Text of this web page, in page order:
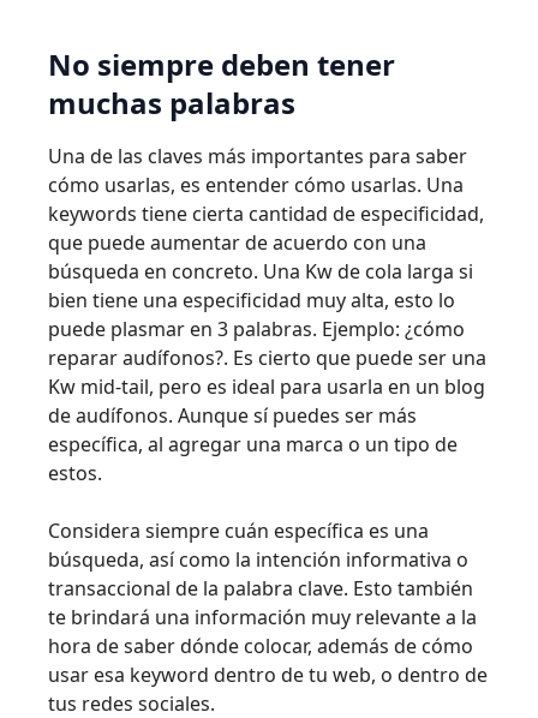
No siempre deben tener
muchas palabras
Una de las claves más importantes para saber
cómo usarlas, es entender cómo usarlas. Una
keywords tiene cierta cantidad de especificidad,
que puede aumentar de acuerdo con una
búsqueda en concreto. Una Kw de cola larga si
bien tiene una especificidad muy alta, esto lo
puede plasmar en 3 palabras. Ejemplo: ¿cómo
reparar audífonos?. Es cierto que puede ser una
Kw mid-tail, pero es ideal para usarla en un blog
de audífonos. Aunque sí puedes ser más
específica, al agregar una marca o un tipo de
estos.
Considera siempre cuán específica es una
búsqueda, así como la intención informativa o
transaccional de la palabra clave. Esto también
te brindará una información muy relevante a la
hora de saber dónde colocar, además de cómo
usar esa keyword dentro de tu web, o dentro de
tus redes sociales.